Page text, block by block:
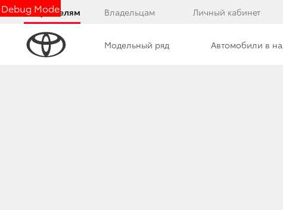
Debug Mode
Покупателям Владельцам Личный кабинет
Модельный ряд Автомобили в
СОВРЕМЕННО И